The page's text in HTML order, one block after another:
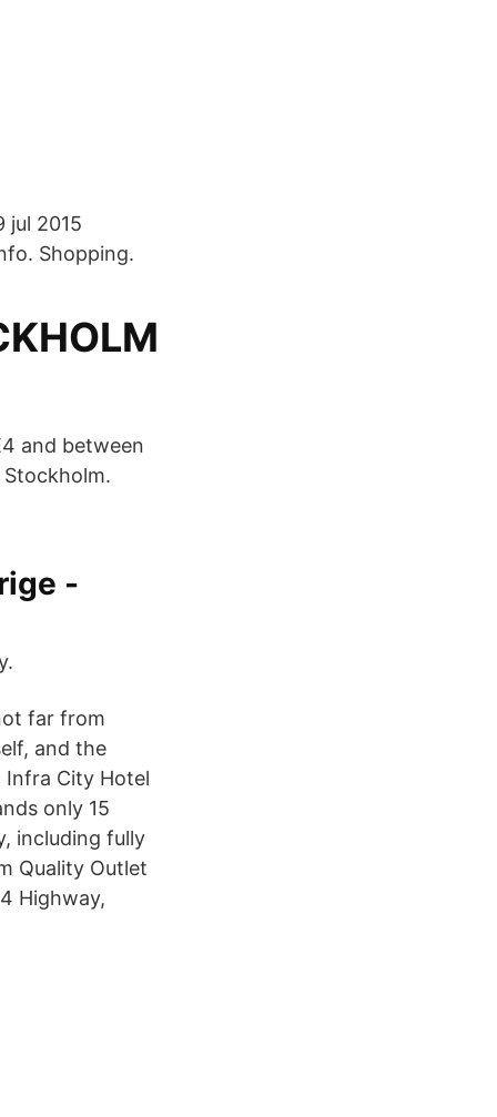
jul 2015
Shopping.
and between
-
far from
and the
Infra City Hotel
only 15
including fully
Quality Outlet
Highway,